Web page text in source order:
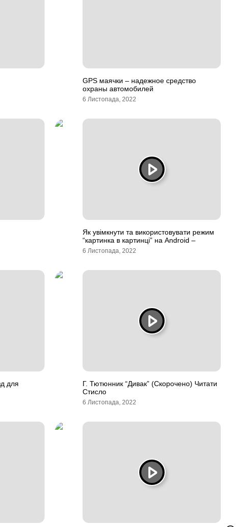
GPS маячки – надежное средство
охраны автомобилей
6 Листопада, 2022
Як увімкнути та використовувати режим
“картинка в картинці” на Android –
6 Листопада, 2022
для
Г. Тютюнник “Дивак” (Скорочено) Читати
Стисло
6 Листопада, 2022